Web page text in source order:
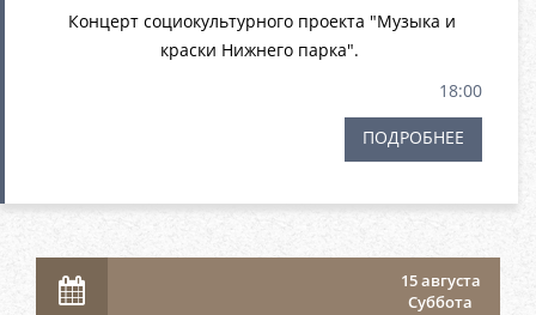
Концерт социокультурного проекта "Музыка и
краски Нижнего парка".
18:00
ПОДРОБНЕЕ
15 августа
Суббота